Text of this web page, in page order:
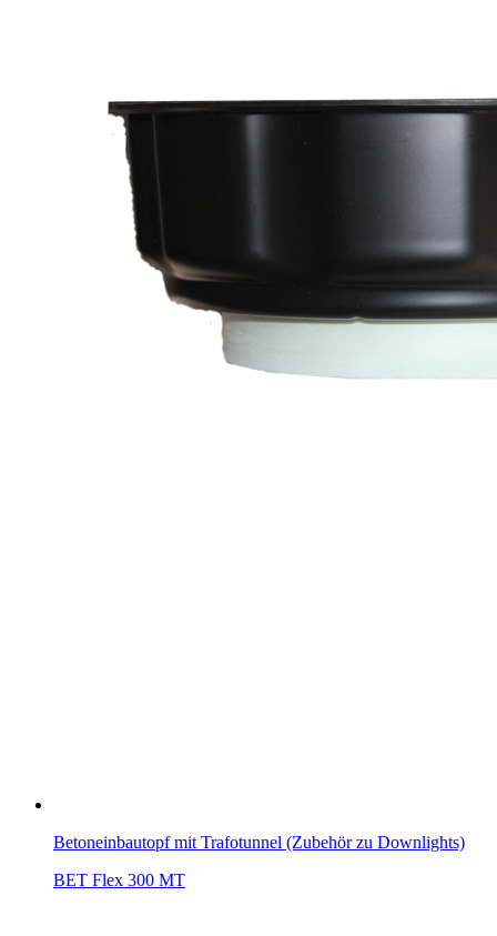
Betoneinbautopf mit Trafotunnel (Zubehör zu Downlights)
BET Flex 300 MT